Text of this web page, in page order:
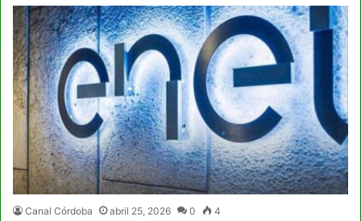
Canal Córdoba abril 25, 2026 0 4